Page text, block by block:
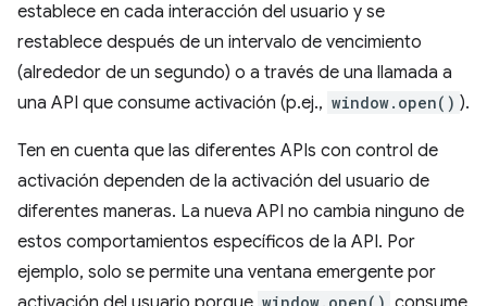
establece en cada interacción del usuario y se
restablece después de un intervalo de vencimiento
(alrededor de un segundo) o a través de una llamada a
una API que consume activación (p.ej., window.open() ).
Ten en cuenta que las diferentes APIs con control de
activación dependen de la activación del usuario de
diferentes maneras. La nueva API no cambia ninguno de
estos comportamientos específicos de la API. Por
ejemplo, solo se permite una ventana emergente por